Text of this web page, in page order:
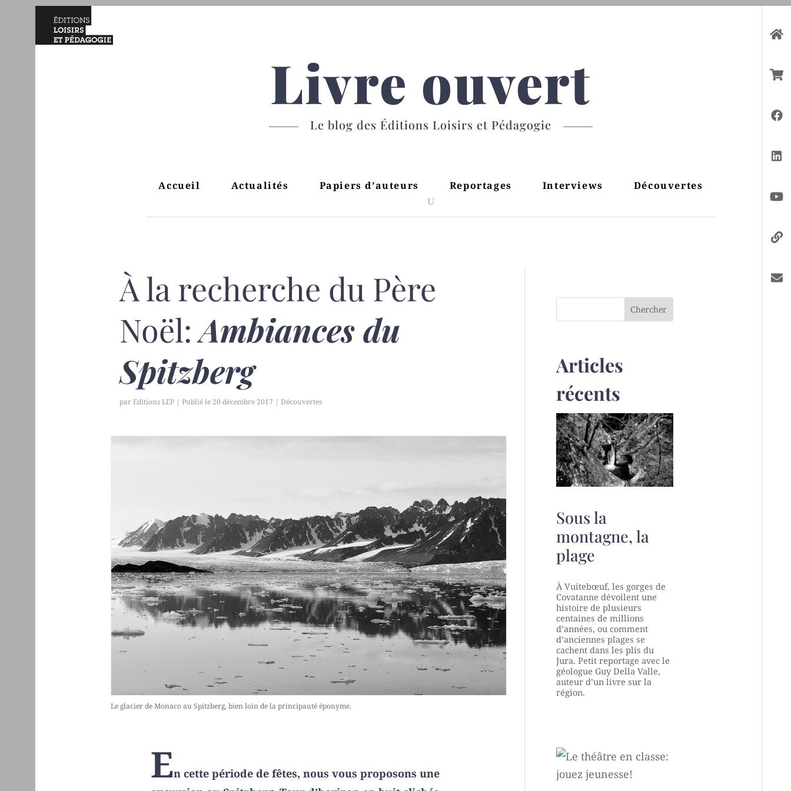
Livre ouvert
Le blog des Éditions Loisirs et Pédagogie
Accueil Actualités Papiers d’auteurs Reportages Interviews Découvertes
À la recherche du Père
Noël:Ambiances du
Spitzberg
parEditions LEP | 20 décembre 2017 |Découvertes
Le glacier de Monaco au Spitzberg, bien loin de la principauté éponyme.
En cette période de fêtes, nous vous proposons une
Articles
récents
Sous la
montagne, la
plage
À Vuitebœuf, les gorges de
Covatanne dévoilent une
histoire de plusieurs
centaines de millions
d’années, ou comment
d’anciennes plages se
cachent dans les plis du
Jura. Petit reportage avec le
géologue Guy Della Valle,
auteur d’un livre sur la
région.